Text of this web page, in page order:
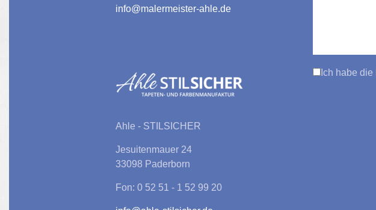
info@malermeister-ahle.de
Ahle - STILSICHER
Jesuitenmauer 24
33098 Paderborn
Fon: 0 52 51 - 1 52 99 20
Ich habe die